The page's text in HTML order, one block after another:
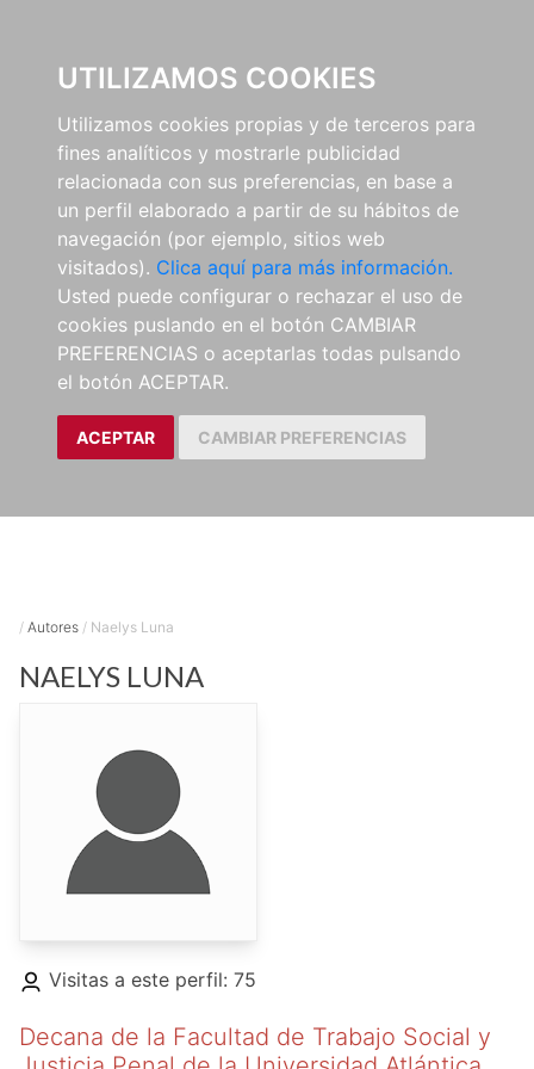
UTILIZAMOS COOKIES
Utilizamos cookies propias y de terceros para
fines analíticos y mostrarle publicidad
relacionada con sus preferencias, en base a
un perfil elaborado a partir de su hábitos de
navegación (por ejemplo, sitios web
visitados). Clica aquí para más información.
Usted puede configurar o rechazar el uso de
cookies puslando en el botón CAMBIAR
PREFERENCIAS o aceptarlas todas pulsando
el botón ACEPTAR.
ACEPTAR CAMBIAR PREFERENCIAS
/ Autores / Naelys Luna
NAELYS LUNA
Visitas a este perfil: 75
Decana de la Facultad de Trabajo Social y